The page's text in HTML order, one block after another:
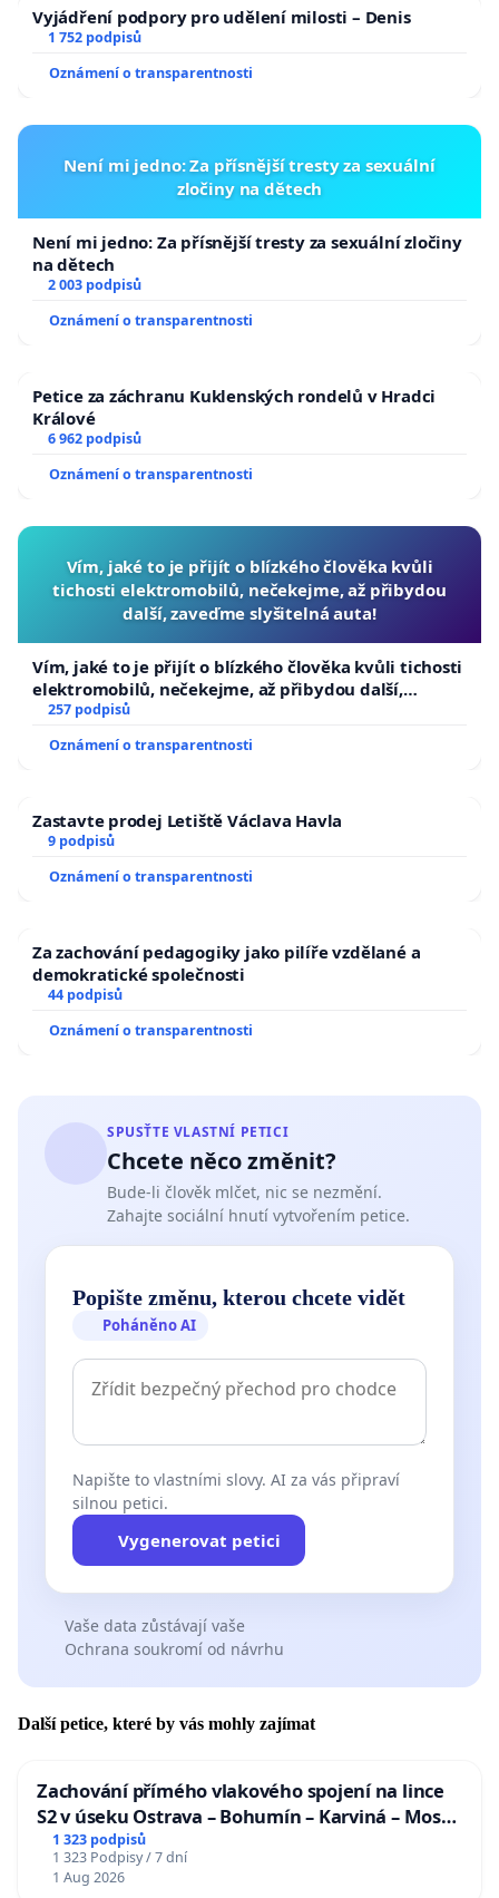
Vyjádření podpory pro udělení milosti – Denis
1 752 podpisů
Oznámení o transparentnosti
Není mi jedno: Za přísnější tresty za sexuální
zločiny na dětech
Není mi jedno: Za přísnější tresty za sexuální zločiny
na dětech
2 003 podpisů
Oznámení o transparentnosti
Petice za záchranu Kuklenských rondelů v Hradci
Králové
6 962 podpisů
Oznámení o transparentnosti
Vím, jaké to je přijít o blízkého člověka kvůli
tichosti elektromobilů, nečekejme, až přibydou
další, zaveďme slyšitelná auta!
Vím, jaké to je přijít o blízkého člověka kvůli tichosti
elektromobilů, nečekejme, až přibydou další,
zaveďme slyšitelná auta!
257 podpisů
Oznámení o transparentnosti
Zastavte prodej Letiště Václava Havla
9 podpisů
Oznámení o transparentnosti
Za zachování pedagogiky jako pilíře vzdělané a
demokratické společnosti
44 podpisů
Oznámení o transparentnosti
SPUSŤTE VLASTNÍ PETICI
Chcete něco změnit?
Bude-li člověk mlčet, nic se nezmění.
Zahajte sociální hnutí vytvořením petice.
Popište změnu, kterou chcete vidět
Poháněno AI
Napište to vlastními slovy. AI za vás připraví
silnou petici.
Vygenerovat petici
Vaše data zůstávají vaše
Ochrana soukromí od návrhu
Další petice, které by vás mohly zajímat
Zachování přímého vlakového spojení na lince
S2 v úseku Ostrava – Bohumín – Karviná – Mosty
u Jablunkova
1 323 podpisů
1 323 Podpisy / 7 dní
1 Aug 2026